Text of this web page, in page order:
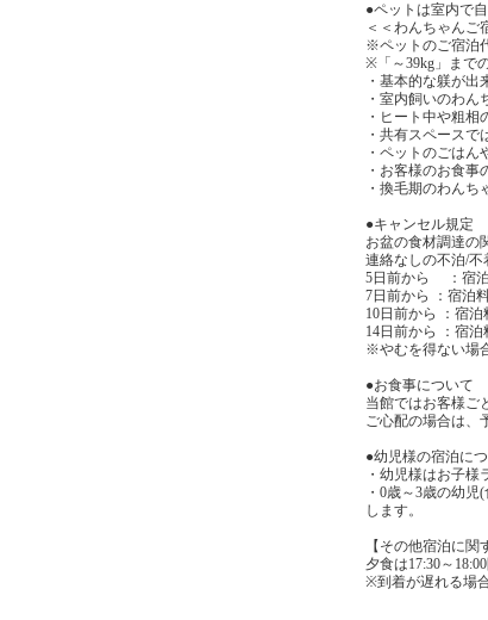
●ペットは室内で
＜＜わんちゃんご
※ペットのご宿泊
※「～39kg」まで
・基本的な躾が出
・室内飼いのわん
・ヒート中や粗相
・共有スペース
・ペットのごは
・お客様のお食
・換毛期のわん
●キャンセル規定
お盆の食材調達の
連絡なしの不泊/不
5日前から ：宿泊
7日前から ：宿泊
10日前から ：宿泊
14日前から ：宿泊
※やむを得ない場
●お食事について
当館ではお客様ご
ご心配の場合は、
●幼児様の宿泊に
・幼児様はお子様
・0歳～3歳の幼
します。
【その他宿泊に関
夕食は17:30～
※到着が遅れる場